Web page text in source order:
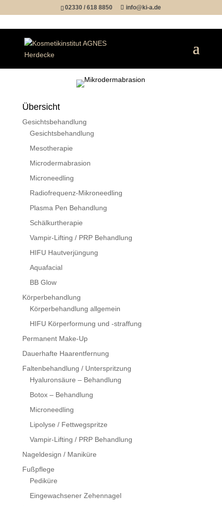
02330 / 618 8850 info@ki-a.de
Übersicht
Gesichtsbehandlung
Gesichtsbehandlung
Mesotherapie
Microdermabrasion
Microneedling
Radiofrequenz-Mikroneedling
Plasma Pen Behandlung
Schälkurtherapie
Vampir-Lifting / PRP Behandlung
HIFU Hautverjüngung
Aquafacial
BB Glow
Körperbehandlung
Körperbehandlung allgemein
HIFU Körperformung und -straffung
Permanent Make-Up
Dauerhafte Haarentfernung
Faltenbehandlung / Unterspritzung
Hyaluronsäure – Behandlung
Botox – Behandlung
Microneedling
Lipolyse / Fettwegspritze
Vampir-Lifting / PRP Behandlung
Nageldesign / Maniküre
Fußpflege
Pediküre
Eingewachsener Zehennagel